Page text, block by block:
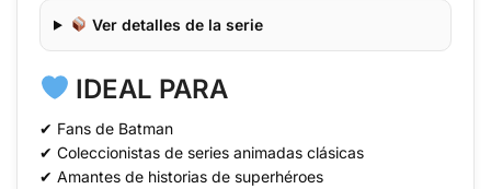
Ver detalles de la serie
IDEAL PARA
✔ Fans de Batman
✔ Coleccionistas de series animadas clásicas
✔ Amantes de historias de superhéroes